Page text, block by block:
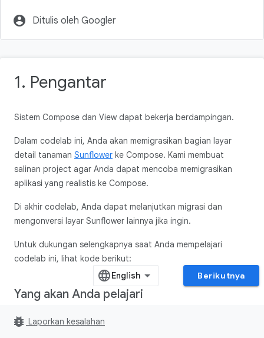
account_circle Ditulis oleh Googler
1. Pengantar
Sistem Compose dan View dapat bekerja berdampingan.
Dalam codelab ini, Anda akan memigrasikan bagian layar
detail tanaman Sunflower ke Compose. Kami membuat
salinan project agar Anda dapat mencoba memigrasikan
aplikasi yang realistis ke Compose.
Di akhir codelab, Anda dapat melanjutkan migrasi dan
mengonversi layar Sunflower lainnya jika ingin.
Untuk dukungan selengkapnya saat Anda mempelajari
codelab ini, lihat kode berikut:
Yang akan Anda pelajari
Dalam codelab ini, Anda akan mempelajari:
Berikutnya
bug_report Laporkan kesalahan